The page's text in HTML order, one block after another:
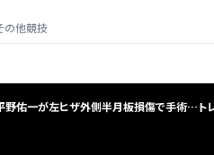
の他競技
野佑一が左ヒザ外側半月板損傷で手術…ト